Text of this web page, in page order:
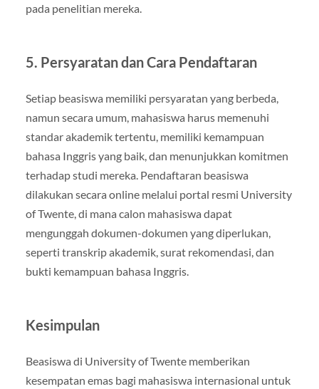
pada penelitian mereka.
5. Persyaratan dan Cara Pendaftaran
Setiap beasiswa memiliki persyaratan yang berbeda,
namun secara umum, mahasiswa harus memenuhi
standar akademik tertentu, memiliki kemampuan
bahasa Inggris yang baik, dan menunjukkan komitmen
terhadap studi mereka. Pendaftaran beasiswa
dilakukan secara online melalui portal resmi University
of Twente, di mana calon mahasiswa dapat
mengunggah dokumen-dokumen yang diperlukan,
seperti transkrip akademik, surat rekomendasi, dan
bukti kemampuan bahasa Inggris.
Kesimpulan
Beasiswa di University of Twente memberikan
kesempatan emas bagi mahasiswa internasional untuk